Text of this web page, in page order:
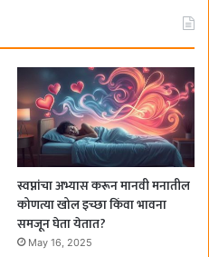
स्वप्नांचा अभ्यास करून मानवी मनातील
कोणत्या खोल इच्छा किंवा भावना
समजून घेता येतात?
May 16, 2025